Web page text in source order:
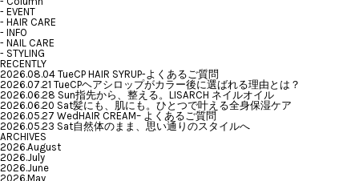
- EVENT
- HAIR CARE
- INFO
- NAIL CARE
- STYLING
RECENTLY
2026.08.04 TueCP HAIR SYRUP-よくあるご質問
2026.07.21 TueCPヘアシロップがカラー後に選ばれる理由とは？
2026.06.28 Sun指先から、整える。LISARCH ネイルオイル
2026.06.20 Sat髪にも、肌にも。ひとつで叶える全身保湿ケア
2026.05.27 WedHAIR CREAM– よくあるご質問
2026.05.23 Sat自然体のまま、思い通りのスタイルへ
ARCHIVES
2026.August
2026.July
2026.June
2026.May